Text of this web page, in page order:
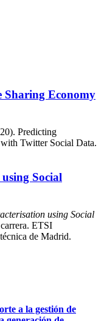
Sharing Economy
Predicting
Twitter Social Data.
Social
using Social
ETSI
de Madrid.
a la gestión de